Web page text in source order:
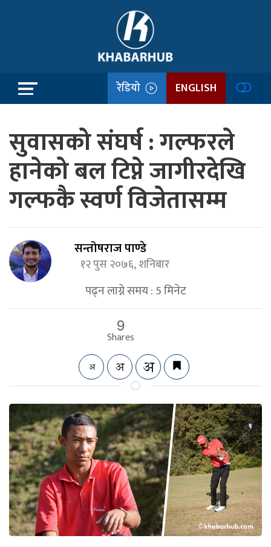
रेडियो ENGLISH
सुवासको संघर्ष : गल्फरले
हानेको बल टिप्ने जागीरदेखि
गल्फकै स्वर्ण विजेतासम्म
सन्तोषराज पाण्डे
१२ पुस २०७६, शनिबार
पढ्न लाग्ने समय :5मिनेट
9
Shares